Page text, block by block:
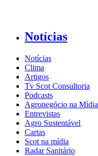
Notícias
Notícias
Clima
Artigos
Tv Scot Consultoria
Podcasts
Agronegócio na Mídia
Entrevistas
Agro Sustentável
Cartas
Scot na mídia
Radar Sanitário